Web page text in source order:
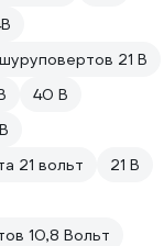
21 В
40 В
21 вольт
21 В
10,8 Вольт